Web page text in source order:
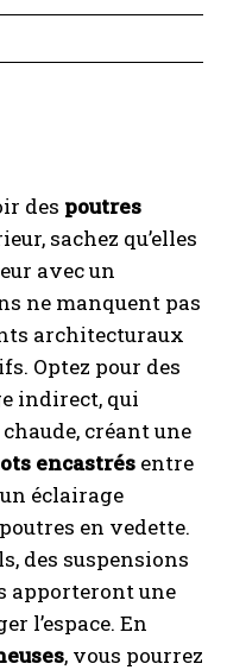
des poutres
sachez qu’elles
avec un
ne manquent pas
architecturaux
Optez pour des
indirect, qui
créant une
encastrés entre
éclairage
en vedette.
des suspensions
apporteront une
l’espace. En
, vous pourrez